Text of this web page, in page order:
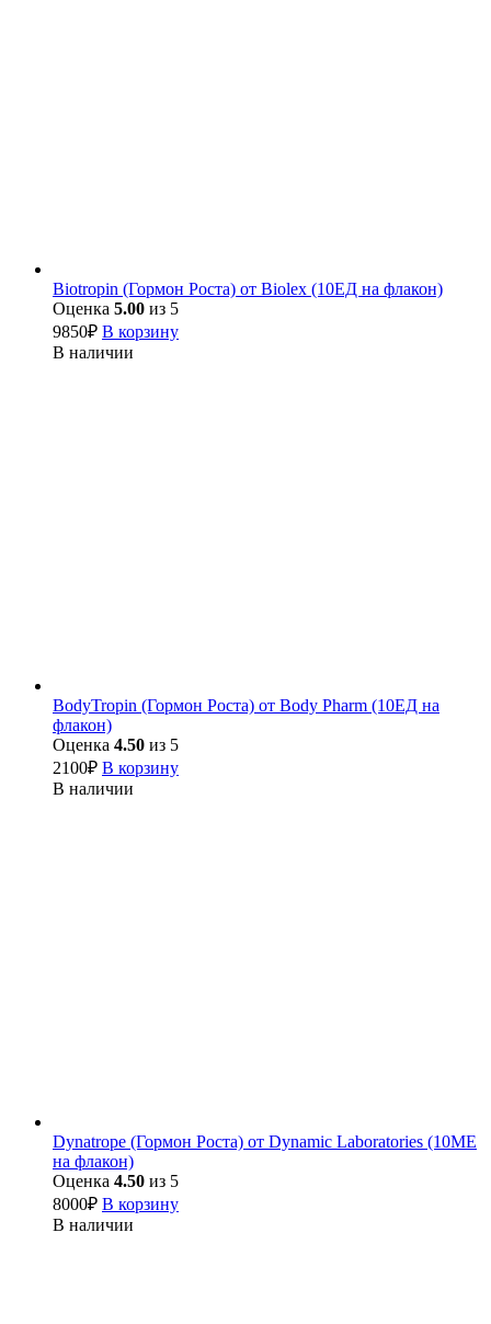
Biotropin (Гормон Роста) от Biolex (10ЕД на флакон)
Оценка 5.00 из 5
9850₽ В корзину
В наличии
BodyTropin (Гормон Роста) от Body Pharm (10ЕД на
флакон)
Оценка 4.50 из 5
2100₽ В корзину
В наличии
Dynatrope (Гормон Роста) от Dynamic Laboratories (10ME
на флакон)
Оценка 4.50 из 5
8000₽ В корзину
В наличии